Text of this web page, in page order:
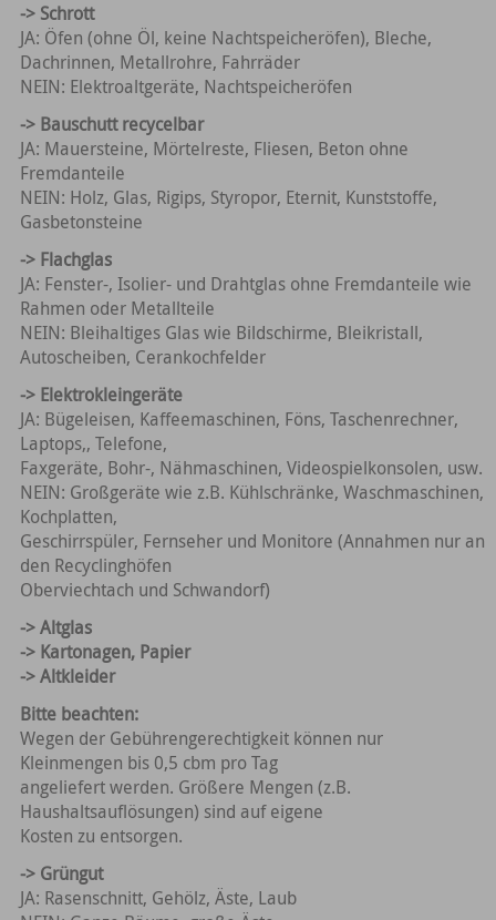
-> Schrott
JA: Öfen (ohne Öl, keine Nachtspeicheröfen), Bleche,
Dachrinnen, Metallrohre, Fahrräder
NEIN: Elektroaltgeräte, Nachtspeicheröfen
-> Bauschutt recycelbar
JA: Mauersteine, Mörtelreste, Fliesen, Beton ohne
Fremdanteile
NEIN: Holz, Glas, Rigips, Styropor, Eternit, Kunststoffe,
Gasbetonsteine
-> Flachglas
JA: Fenster-, Isolier- und Drahtglas ohne Fremdanteile wie
Rahmen oder Metallteile
NEIN: Bleihaltiges Glas wie Bildschirme, Bleikristall,
Autoscheiben, Cerankochfelder
-> Elektrokleingeräte
JA: Bügeleisen, Kaffeemaschinen, Föns, Taschenrechner,
Laptops,, Telefone,
Faxgeräte, Bohr-, Nähmaschinen, Videospielkonsolen, usw.
NEIN: Großgeräte wie z.B. Kühlschränke, Waschmaschinen,
Kochplatten,
Geschirrspüler, Fernseher und Monitore (Annahmen nur an
den Recyclinghöfen
Oberviechtach und Schwandorf)
-> Altglas
-> Kartonagen, Papier
-> Altkleider
Bitte beachten:
Wegen der Gebührengerechtigkeit können nur
Kleinmengen bis 0,5 cbm pro Tag
angeliefert werden. Größere Mengen (z.B.
Haushaltsauflösungen) sind auf eigene
Kosten zu entsorgen.
-> Grüngut
JA: Rasenschnitt, Gehölz, Äste, Laub